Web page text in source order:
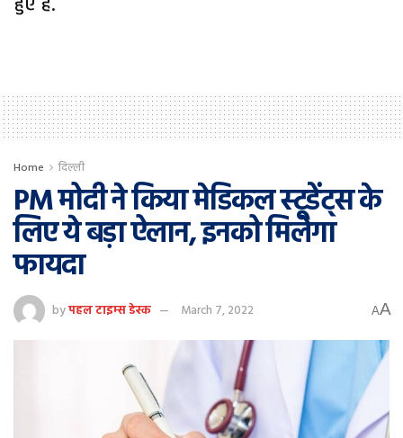
हुए हैं.
Home दिल्ली
PM मोदी ने किया मेडिकल स्टूडेंट्स के
लिए ये बड़ा ऐलान, इनको मिलेगा
फायदा
byपहल टाइम्स डेस्क March 7, 2022 AA